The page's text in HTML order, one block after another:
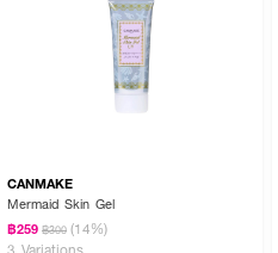
CANMAKE
Mermaid Skin Gel
฿259 ฿300 (14%)
3 Variations